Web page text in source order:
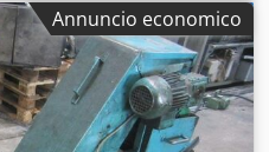
Annuncio economico